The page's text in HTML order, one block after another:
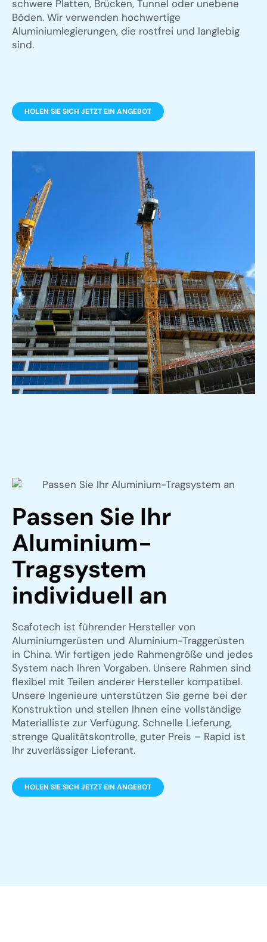
schwere Platten, Brücken, Tunnel oder unebene
Böden. Wir verwenden hochwertige
Aluminiumlegierungen, die rostfrei und langlebig
sind.
HOLEN SIE SICH JETZT EIN ANGEBOT
Passen Sie Ihr
Aluminium-
Tragsystem
individuell an
Scafotech ist führender Hersteller von
Aluminiumgerüsten und Aluminium-Traggerüsten
in China. Wir fertigen jede Rahmengröße und jedes
System nach Ihren Vorgaben. Unsere Rahmen sind
flexibel mit Teilen anderer Hersteller kompatibel.
Unsere Ingenieure unterstützen Sie gerne bei der
Konstruktion und stellen Ihnen eine vollständige
Materialliste zur Verfügung. Schnelle Lieferung,
strenge Qualitätskontrolle, guter Preis – Rapid ist
Ihr zuverlässiger Lieferant.
HOLEN SIE SICH JETZT EIN ANGEBOT